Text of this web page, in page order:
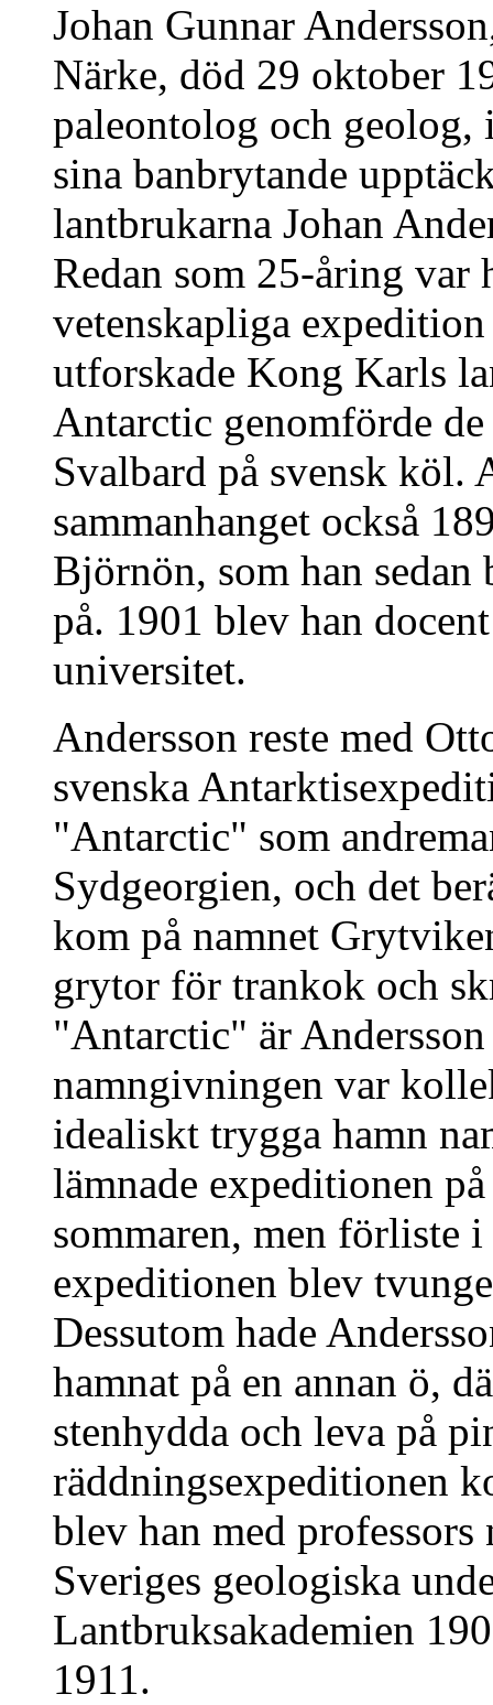
Johan Gunnar
Närke, död 29 oktober
paleontolog och
sina banbrytande
lantbrukarna Johan
Redan som 25-åring var
vetenskapliga
utforskade Kong Karls
Antarctic genomförde
Svalbard på svensk köl.
sammanhanget också
Björnön, som han sedan
på. 1901 blev han
universitet.
Andersson reste med
svenska
"Antarctic" som
Sydgeorgien, och det
kom på namnet
grytor för trankok och
"Antarctic" är
namngivningen var
idealiskt trygga hamn
lämnade expeditionen
sommaren, men förliste
expeditionen blev
Dessutom hade
hamnat på en annan ö,
stenhydda och leva på
räddningsexpeditionen
blev han med
Sveriges geologiska
Lantbruksakademien
1911.